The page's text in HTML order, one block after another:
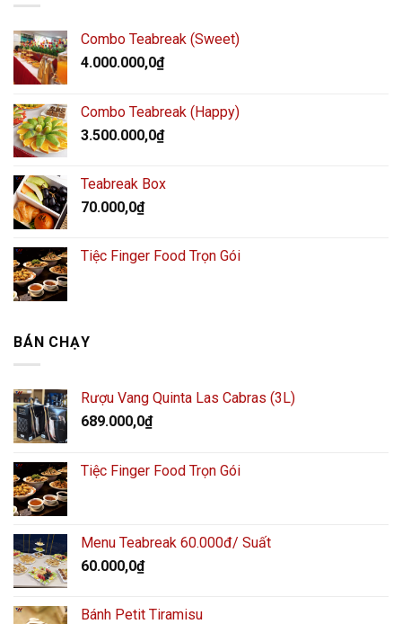
Combo Teabreak (Sweet)
4.000.000,0₫
Combo Teabreak (Happy)
3.500.000,0₫
Teabreak Box
70.000,0₫
Tiệc Finger Food Trọn Gói
BÁN CHẠY
Rượu Vang Quinta Las Cabras (3L)
689.000,0₫
Tiệc Finger Food Trọn Gói
Menu Teabreak 60.000đ/ Suất
60.000,0₫
Bánh Petit Tiramisu